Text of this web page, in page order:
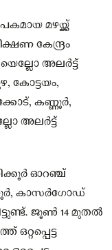
മഴയ്ക്ക്
കേന്ദ്രം
അലര്‍ട്ട്
കോട്ടയം,
കണ്ണൂര്‍,
അലര്‍ട്ട്
ഓറഞ്ച്
കാസര്‍ഗോഡ്
ജൂണ്‍ 14 മുതല്‍